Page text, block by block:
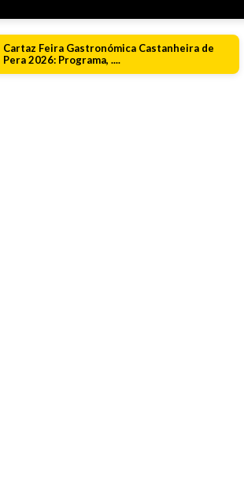
Cartaz Feira Gastronómica Castanheira de
Pera 2026: Programa, ....